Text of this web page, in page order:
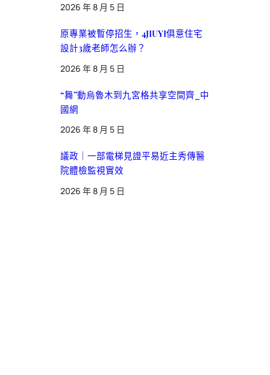
2026 年 8 月 5 日
原專業被暫停招生，4JIUYI俱意住宅
設計3歲老師怎么辦？
2026 年 8 月 5 日
“舞”動烏魯木到九宮格共享空間齊_中
國網
2026 年 8 月 5 日
議政｜一部電梯見證平易近主秀傳醫
院體檢監視實效
2026 年 8 月 5 日